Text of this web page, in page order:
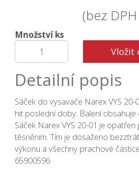
(bez
Množství ks
Vložit
Detailní popis
Sáček do vysavače Narex VYS 20-
hit poslední doby. Balení obsahuje
Sáček Narex VYS 20-01 je opatřen
těsněním. Tím je dosaženo
výkonu a všechny prachové
65900596